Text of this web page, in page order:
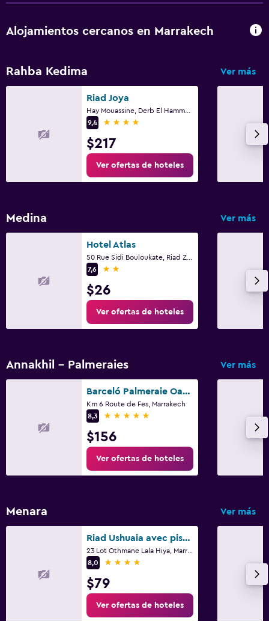
Alojamientos cercanos en Marrakech
Rahba Kedima Ver más
Riad Joya
9,4
4 estrellas
$217
Ver ofertas de hoteles
Medina Ver más
Hotel Atlas
7,6
2 estrellas
$26
Ver ofertas de hoteles
Annakhil - Palmeraies Ver más
Barceló Palmeraie Oasis Resort
Km 6 Route de Fes, Marrakech
8,3
5 estrellas
$156
Ver ofertas de hoteles
Menara Ver más
Riad Ushuaia avec piscine - Centre Marrakech
23 Lot Othmane Lala Hiya, Marrakech
8,0
4 estrellas
$79
Ver ofertas de hoteles